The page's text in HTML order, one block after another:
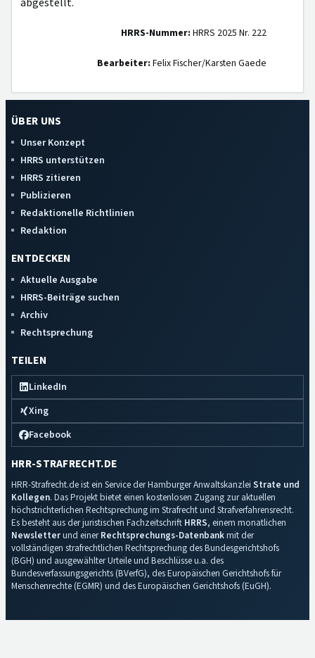
HRRS-Nummer: HRRS 2025 Nr. 222
Bearbeiter: Felix Fischer/Karsten Gaede
ÜBER UNS
Unser Konzept
HRRS unterstützen
HRRS zitieren
Publizieren
Redaktionelle Richtlinien
Redaktion
ENTDECKEN
Aktuelle Ausgabe
HRRS-Beiträge suchen
Archiv
Rechtsprechung
TEILEN
LinkedIn
Xing
Facebook
HRR-STRAFRECHT.DE
HRR-Strafrecht.de ist ein Service der Hamburger Anwaltskanzlei Strate und
Kollegen. Das Projekt bietet einen kostenlosen Zugang zur aktuellen
höchstrichterlichen Rechtsprechung im Strafrecht und Strafverfahrensrecht.
Es besteht aus der juristischen Fachzeitschrift HRRS, einem monatlichen
Newsletterund einerRechtsprechungs-Datenbankmit der
vollständigen strafrechtlichen Rechtsprechung des Bundesgerichtshofs
(BGH) und ausgewählter Urteile und Beschlüsse u.a. des
Bundesverfassungsgerichts (BVerfG), des Europäischen Gerichtshofs für
Menschenrechte (EGMR) und des Europäischen Gerichtshofs (EuGH).